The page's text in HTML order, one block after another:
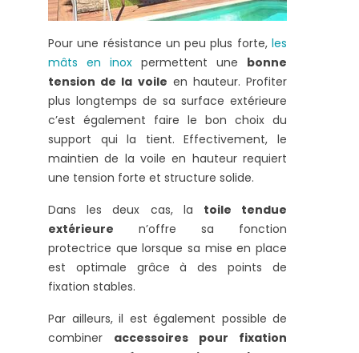
Pour une résistance un peu plus forte, les
mâts en inox permettent une bonne
tension de la voile en hauteur. Profiter
plus longtemps de sa surface extérieure
c’est également faire le bon choix du
support qui la tient. Effectivement, le
maintien de la voile en hauteur requiert
une tension forte et structure solide.
Dans les deux cas, la toile tendue
extérieure n’offre sa fonction
protectrice que lorsque sa mise en place
est optimale grâce à des points de
fixation stables.
Par ailleurs, il est également possible de
combiner accessoires pour fixation